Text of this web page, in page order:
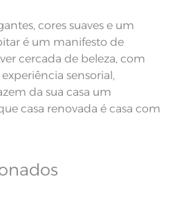
cores suaves e um
é um manifesto de
cercada de beleza, com
sensorial,
da sua casa um
casa renovada é casa com